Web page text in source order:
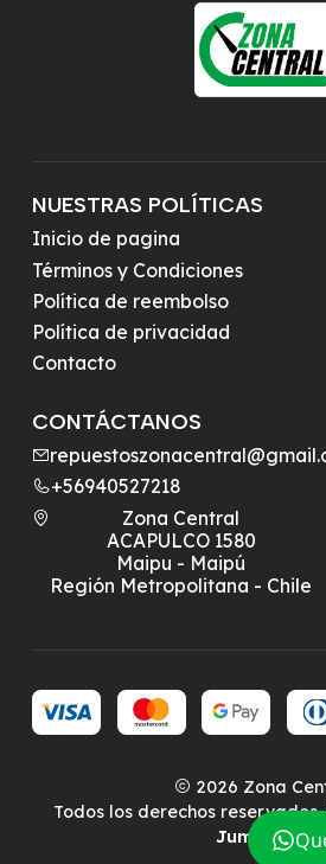
NUESTRAS POLÍTICAS
Inicio de pagina
Términos y Condiciones
Política de reembolso
Política de privacidad
Contacto
CONTÁCTANOS
+56940527218
Zona Central
ACAPULCO 1580
Maipu - Maipú
Región Metropolitana - Chile
2026 Zona
Todos los derechos reservados.
Jumpseller.